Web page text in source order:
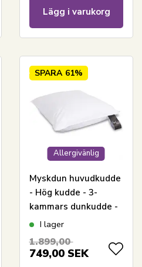
Lägg i varukorg
Allergivänlig
SPARA 61%
Myskdun huvudkudde
- Hög kudde - 3-
kammars dunkudde -
60x63 cm - Lilly -
I lager
1.899,00
749,00 SEK